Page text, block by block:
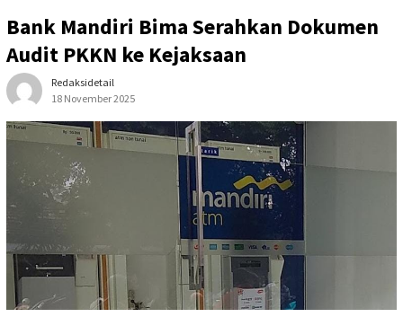
Bank Mandiri Bima Serahkan Dokumen
Audit PKKN ke Kejaksaan
Redaksidetail
18 November 2025